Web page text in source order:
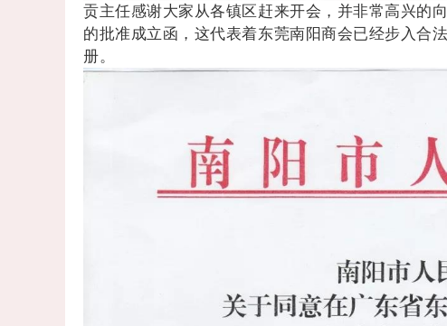
贡主任感谢大家从各镇区赶来开会，并非常高兴的
的批准成立函，这代表着东莞南阳商会已经步入合
册。